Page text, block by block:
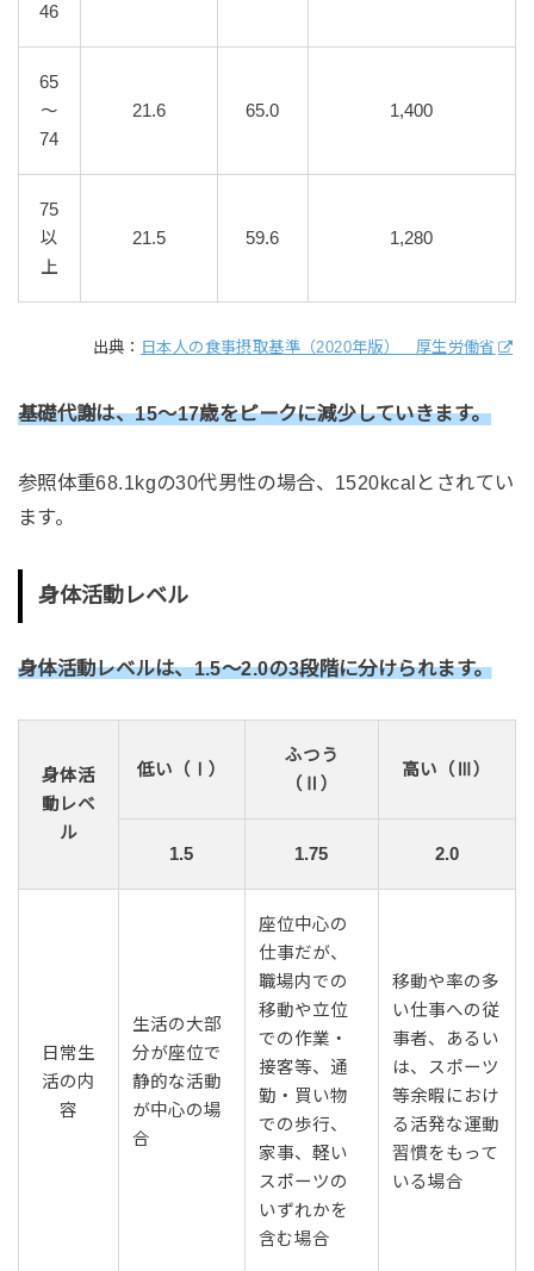
46
65
～
74
21.6 65.0 1,400
75
以
上
21.5 59.6 1,280
出典： 日本人の食事摂取基準（2020年版） 厚生労働省
基礎代謝は、15～17歳をピークに減少していきます。
参照体重68.1kgの30代男性の場合、1520kcalとされてい
ます。
身体活動レベル
身体活動レベルは、1.5～2.0の3段階に分けられます。
身体活
動レベ
ル
低い（Ⅰ）
ふつう
（Ⅱ）
高い（Ⅲ）
1.5 1.75 2.0
日常生
活の内
容
生活の大部
分が座位で
静的な活動
が中心の場
合
座位中心の
仕事だが、
職場内での
移動や立位
での作業・
接客等、通
勤・買い物
での歩行、
家事、軽い
スポーツの
いずれかを
含む場合
移動や率の多
い仕事への従
事者、あるい
は、スポーツ
等余暇におけ
る活発な運動
習慣をもって
いる場合